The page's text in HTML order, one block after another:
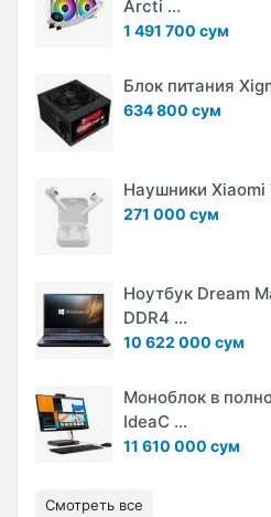
Arcti ...
1 491 700 сум
Блок питания
634 800 сум
Наушники Xiaomi
271 000 сум
Ноутбук Dream
DDR4 ...
10 622 000 сум
Моноблок в
IdeaC ...
11 610 000 сум
Смотреть все